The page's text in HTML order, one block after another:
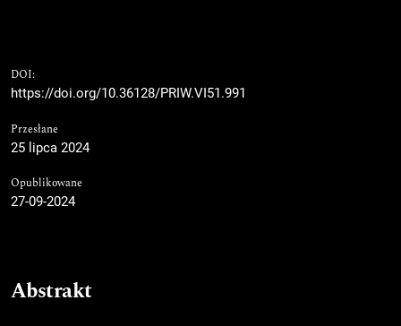
DOI:
https://doi.org/10.36128/PRIW.VI51.991
Przesłane
25 lipca 2024
Opublikowane
27-09-2024
Abstrakt